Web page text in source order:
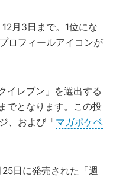
月3日まで。1位にな
ロフィールアイコンが
イレブン」を選出する
でとなります。この投
、および「マガポケベ
日に発売された「週